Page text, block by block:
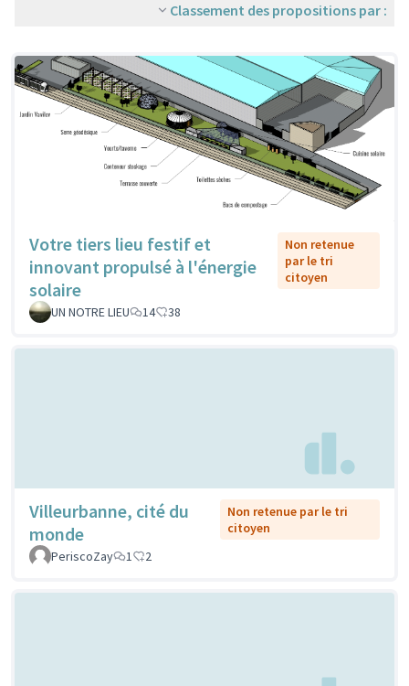
Classement des propositions par :
Votre tiers lieu festif et
innovant propulsé à l'énergie
solaire
Non retenue
par le tri
citoyen
UN NOTRE LIEU 14 38
Villeurbanne, cité du
monde
Non retenue par le tri
citoyen
PeriscoZay
1 2